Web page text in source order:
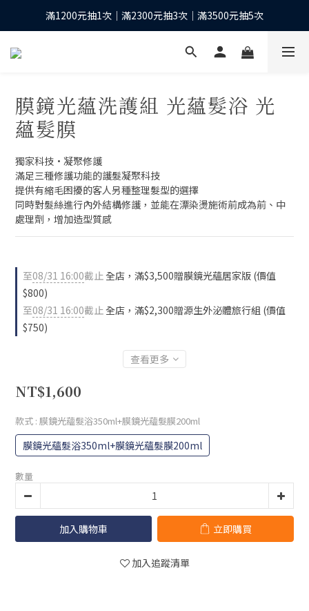
下單抽10股台積電之等值現金*
滿1200元抽1次｜滿2300元抽3次｜滿3500元抽5次
全館滿1200元再享免運優惠
膜鏡光蘊洗護組 光蘊髮浴 光
蘊髮膜
獨家科技•凝聚修護
滿足三種修護功能的護髮凝聚科技
提供有縮毛困擾的客人另種整理髮型的選擇
同時對髮絲進行內外結構修護，並能在漂染燙施術前成為前、中
處理劑，增加造型質感
至08/31 16:00截止全店，滿$3,500贈膜鏡光蘊居家版 (價值
$800)
至08/31 16:00截止全店，滿$2,300贈源生外泌體旅行組 (價值
$750)
查看更多
NT$1,600
款式 : 膜鏡光蘊髮浴350ml+膜鏡光蘊髮膜200ml
膜鏡光蘊髮浴350ml+膜鏡光蘊髮膜200ml
數量
加入購物車 立即購買
加入追蹤清單